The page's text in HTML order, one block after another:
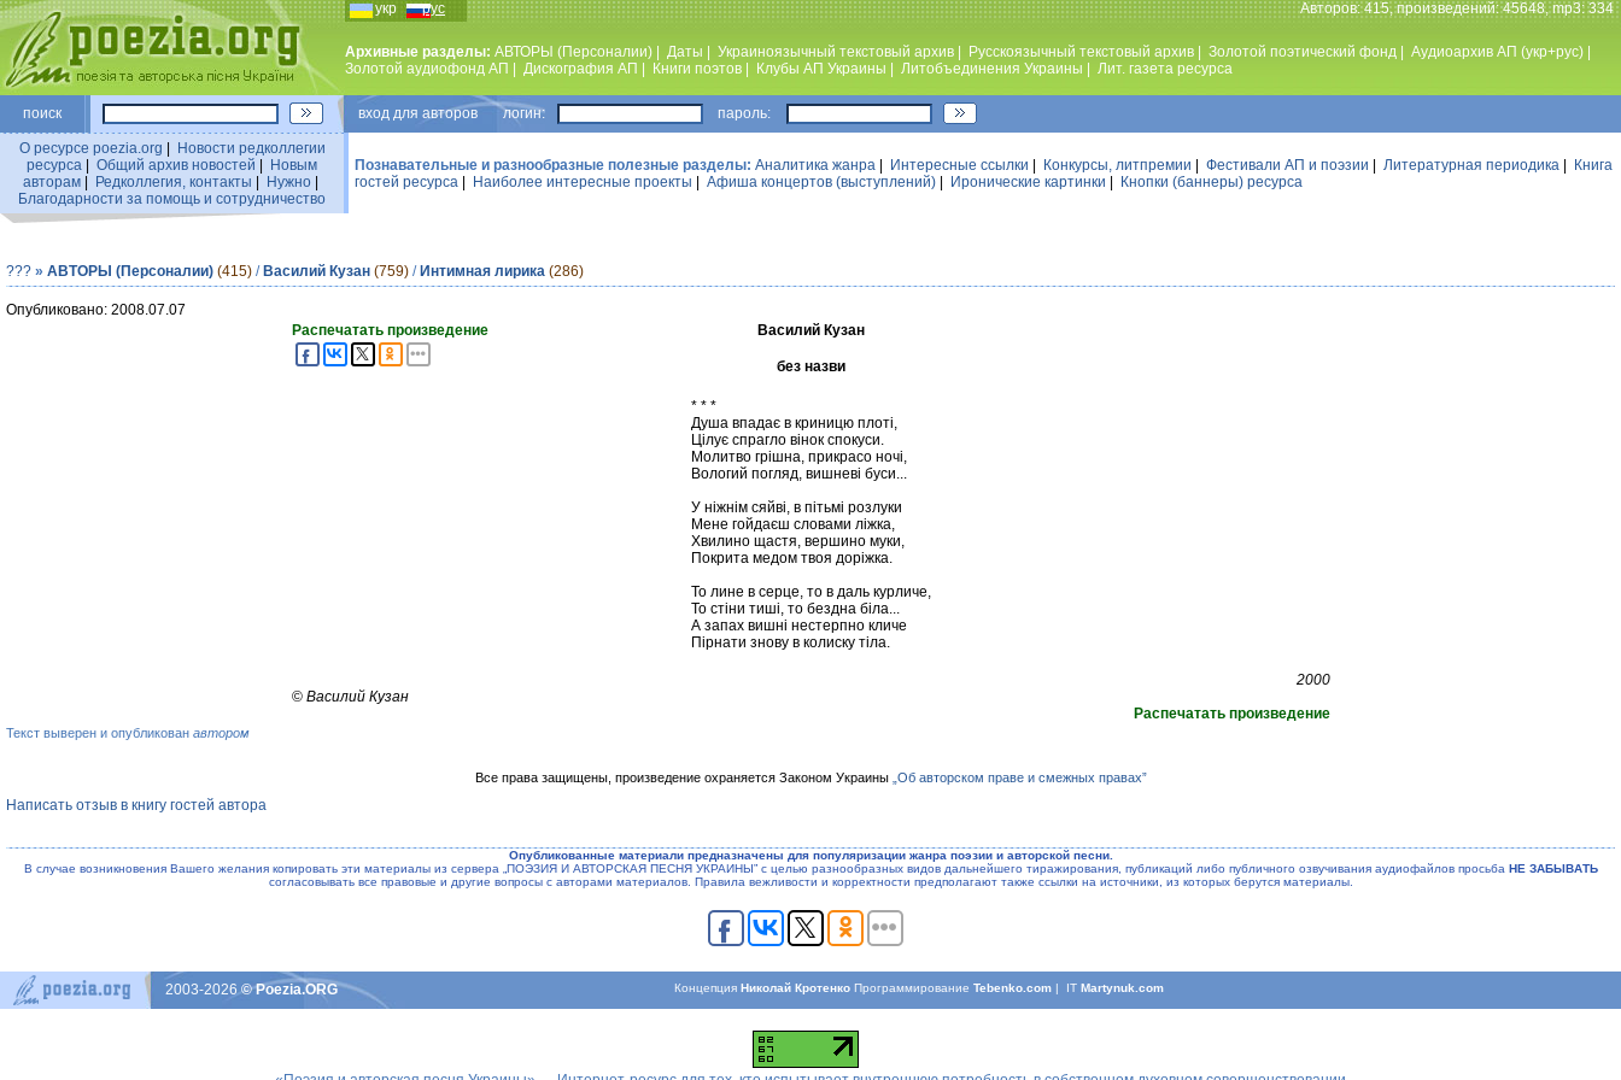
укр рус Авторов: 415, произведений: 45648, mp3: 334
Архивные разделы: АВТОРЫ (Персоналии) Даты Украиноязычный текстовый архив Русскоязычный текстовый архив Золотой поэтический фонд Аудиоархив АП (укр+рус)
Золотой аудиофонд АП
Дискография АП Книги поэтов Клубы АП Украины Литобъединения Украины Лит. газета ресурса
поиск вход для авторов логин: пароль:
О ресурсе poezia.org
Новости редколлегии
ресурса
Общий архив новостей
Новым
авторам| Редколлегия, контакты Нужно|
Благодарности за помощь и сотрудничество
Познавательные и разнообразные полезные разделы: Аналитика жанра Интересные ссылки Конкурсы, литпремии Фестивали АП и поэзии Литературная периодика
Книга
гостей ресурса
Наиболее интересные проекты Афиша концертов (выступлений) Иронические картинки Кнопки (баннеры) ресурса
??? » АВТОРЫ (Персоналии) (415) / Василий Кузан (759) / Интимная лирика (286)
Опубликовано: 2008.07.07
Распечатать произведение
Василий Кузан
без назви
* * *
Душа впадає в криницю плоті,
Цілує спрагло вінок спокуси.
Молитво грішна, прикрасо ночі,
Вологий погляд, вишневі буси...
У ніжнім сяйві, в пітьмі розлуки
Мене гойдаєш словами ліжка,
Хвилино щастя, вершино муки,
Покрита медом твоя доріжка.
То лине в серце, то в даль курличе,
То стіни тиші, то бездна біла...
А запах вишні нестерпно кличе
Пірнати знову в колиску тіла.
2000
© Василий Кузан
Распечатать произведение
Текст выверен и опубликован автором
Все права защищены, произведение охраняется Законом Украины „Об авторском праве и смежных правах”
Написать отзыв в книгу гостей автора
Опубликованные материали предназначены для популяризации жанра поэзии и авторской песни.
В случае возникновения Вашего желания копировать эти материалы из сервера „ПОЭЗИЯ И АВТОРСКАЯ ПЕСНЯ УКРАИНЫ” с целью разнообразных видов дальнейшего тиражирования, публикаций либо публичного озвучивания аудиофайлов просьба НЕ ЗАБЫВАТЬ
согласовывать все правовые и другие вопросы с авторами материалов. Правила вежливости и корректности предполагают также ссылки на источники, из которых берутся материалы.
КонцепцияНиколай Кротенко ПрограммированиеTebenko.com | ITMartynuk.com
2003-2026© Poezia.ORG